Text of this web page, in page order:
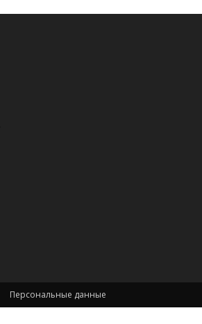
Персональные данные